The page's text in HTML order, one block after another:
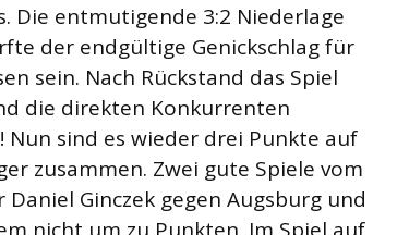
Die entmutigende 3:2 Niederlage
der endgültige Genickschlag für
sein. Nach Rückstand das Spiel
die direkten Konkurrenten
sind es wieder drei Punkte auf
zusammen. Zwei gute Spiele vom
Ginczek gegen Augsburg und
nicht um zu Punkten. Im Spiel auf